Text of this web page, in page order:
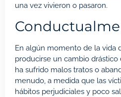
una vez vivieron o pasaron.
En algún momento de la vida
producirse un cambio
ha sufrido malos tratos o
menudo, a medida que las
hábitos perjudiciales y poco